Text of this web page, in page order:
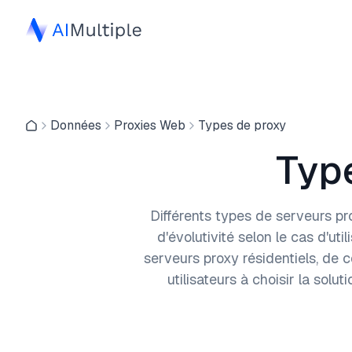
Données Proxies Web Types de proxy
Différents types de serveurs
d'évolutivité selon le cas
serveurs proxy résidentiels, de
utilisateurs à choisir la